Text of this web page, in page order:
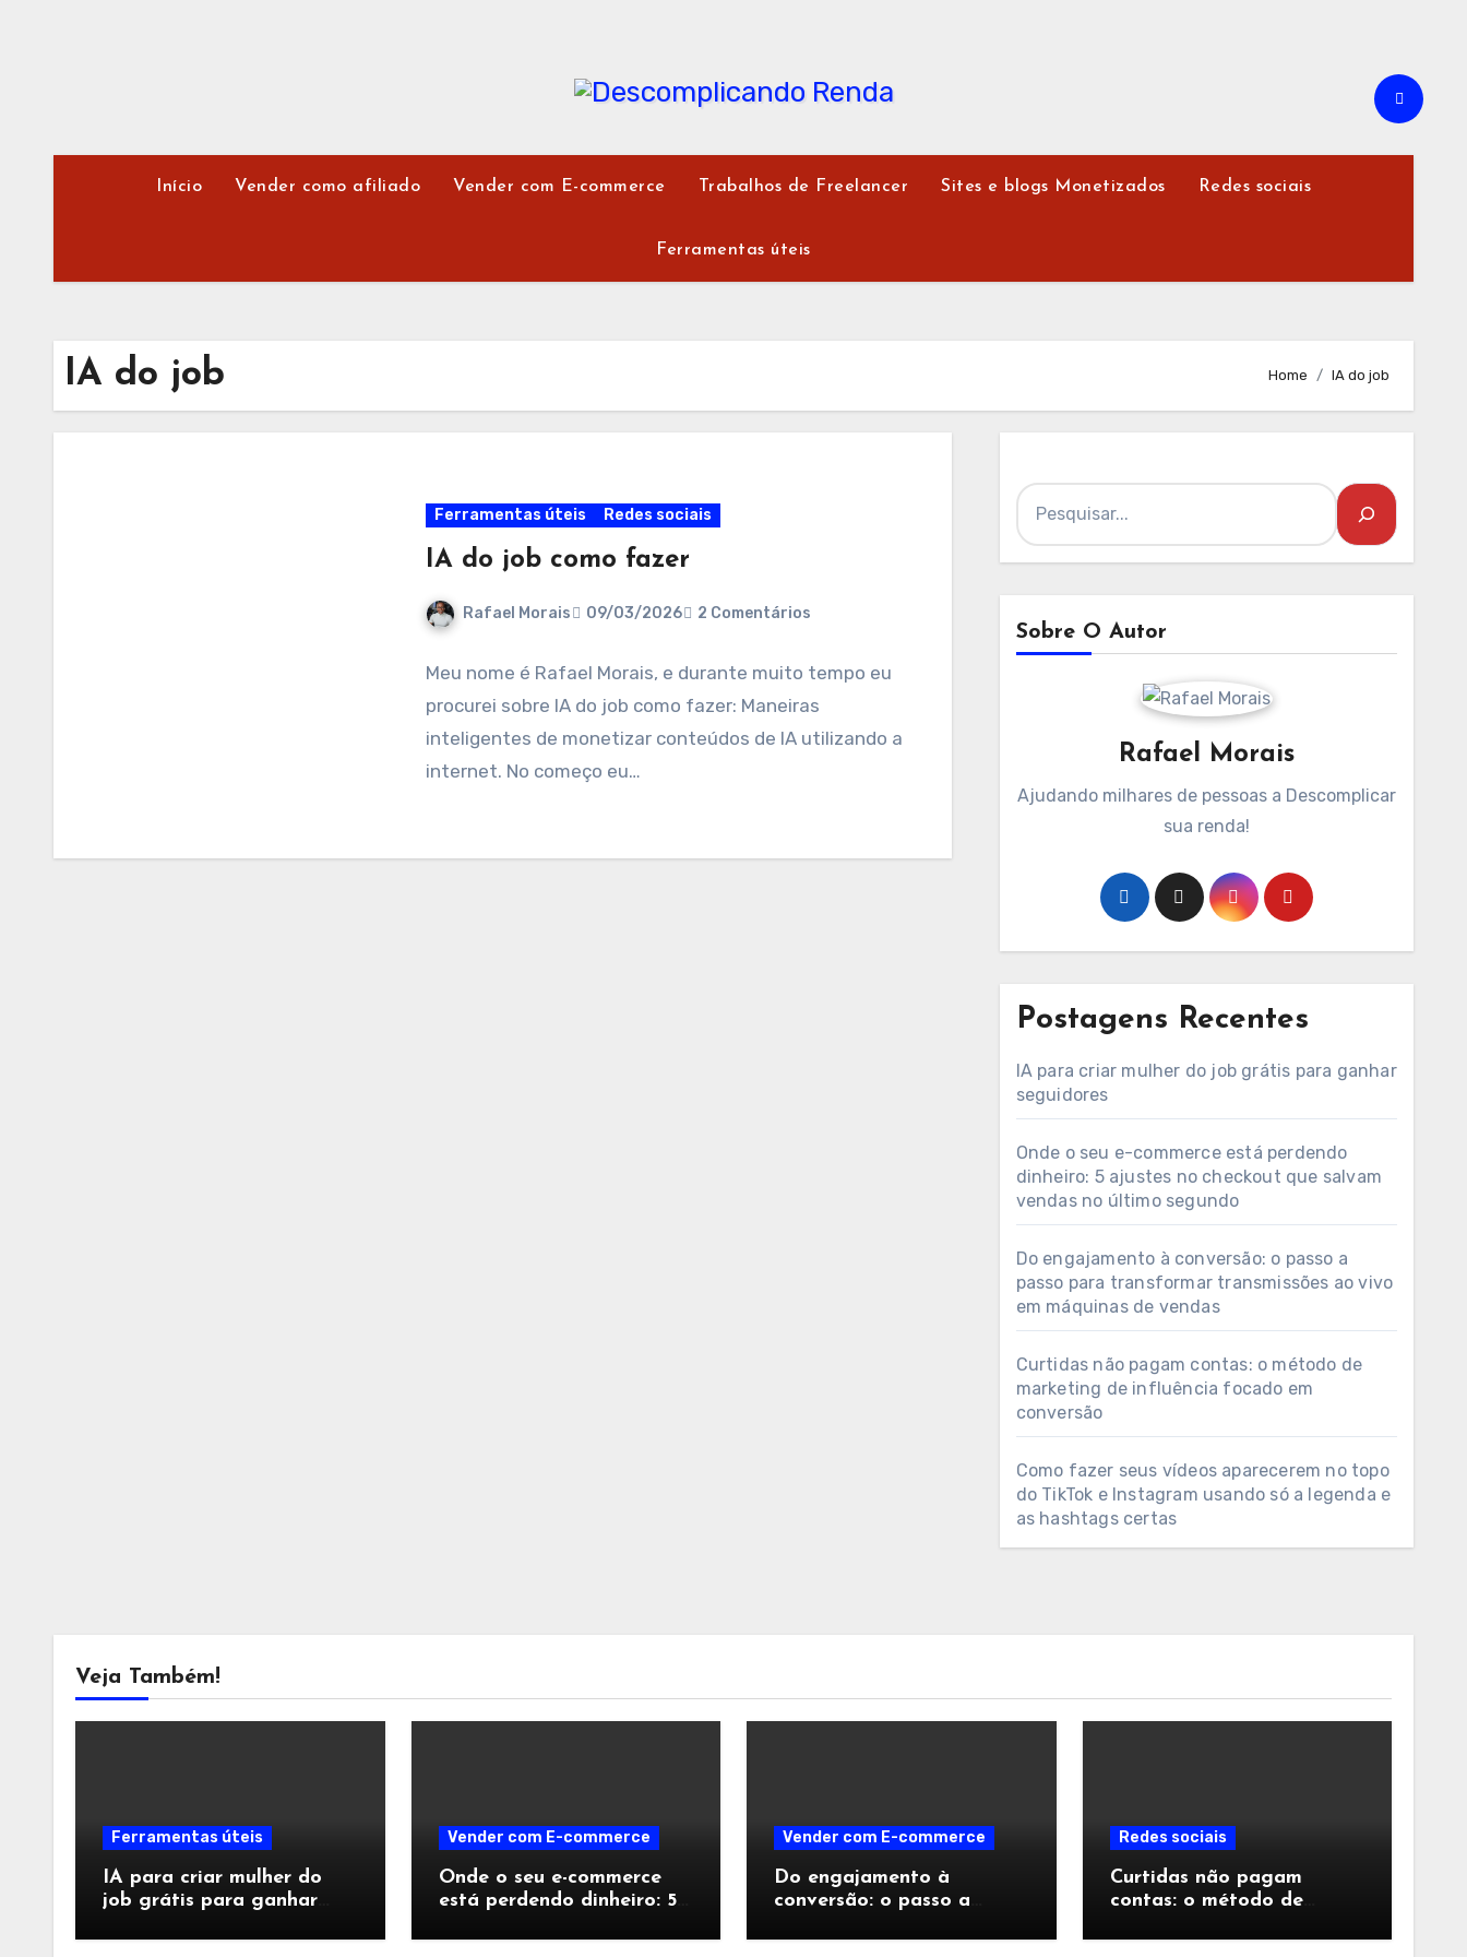
Início Vender como afiliado Vender com E-commerce Trabalhos de Freelancer Sites e blogs Monetizados Redes sociais
Ferramentas úteis
IA do job Home IA do job
Ferramentas úteis Redes sociais
IA do job como fazer
Rafael Morais 09/03/2026 2 Comentários
Meu nome é Rafael Morais, e durante muito tempo eu
procurei sobre IA do job como fazer: Maneiras
inteligentes de monetizar conteúdos de IA utilizando a
internet. No começo eu…
Sobre O Autor
Rafael Morais
Ajudando milhares de pessoas a Descomplicar
sua renda!
Postagens Recentes
IA para criar mulher do job grátis para ganhar
seguidores
Onde o seu e-commerce está perdendo
dinheiro: 5 ajustes no checkout que salvam
vendas no último segundo
Do engajamento à conversão: o passo a
passo para transformar transmissões ao vivo
em máquinas de vendas
Curtidas não pagam contas: o método de
marketing de influência focado em
conversão
Como fazer seus vídeos aparecerem no topo
do TikTok e Instagram usando só a legenda e
as hashtags certas
Veja Também!
Ferramentas úteis
IA para criar mulher do
job grátis para ganhar
Vender com E-commerce
Onde o seu e-commerce
está perdendo dinheiro: 5
salvam vendas no último
Vender com E-commerce
Do engajamento à
conversão: o passo a
transmissões ao vivo em
Redes sociais
Curtidas não pagam
contas: o método de
focado em conversão